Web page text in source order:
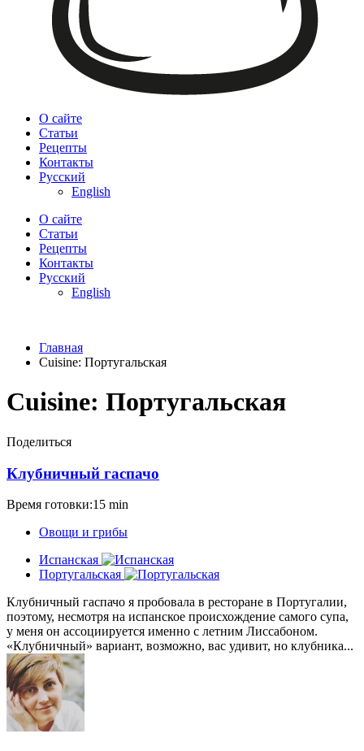
О сайте
Статьи
Рецепты
Контакты
Русский
English
О сайте
Статьи
Рецепты
Контакты
Русский
English
Главная
Cuisine: Португальская
Cuisine: Португальская
Поделиться
Клубничный гаспачо
Время готовки:15 min
Овощи и грибы
Испанская
Португальская
Клубничный гаспачо я пробовала в ресторане в Португалии,
поэтому, несмотря на испанское происхождение самого супа,
у меня он ассоциируется именно с летним Лиссабоном.
«Клубничный» вариант, возможно, вас удивит, но клубника...